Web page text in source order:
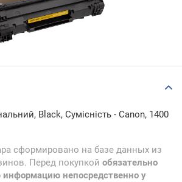
Black, Сумісність - Canon, 1400
сформировано на базе данных из
Перед покупкой обязательно
информацию непосредственно у